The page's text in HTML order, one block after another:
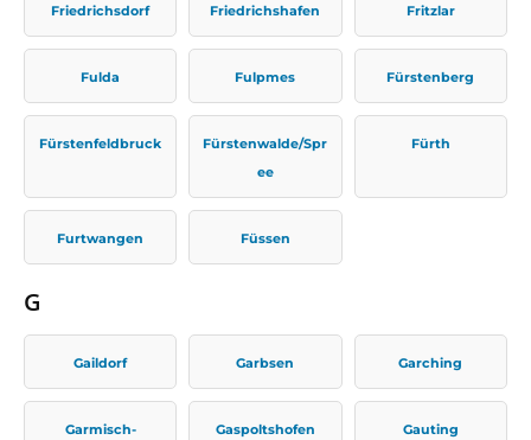
Friedrichsdorf Friedrichshafen Fritzlar
Fulda Fulpmes Fürstenberg
Fürstenfeldbruck
Fürstenwalde/Spr
ee
Fürth
Furtwangen Füssen
G
Gaildorf Garbsen Garching
Garmisch-
Gaspoltshofen Gauting